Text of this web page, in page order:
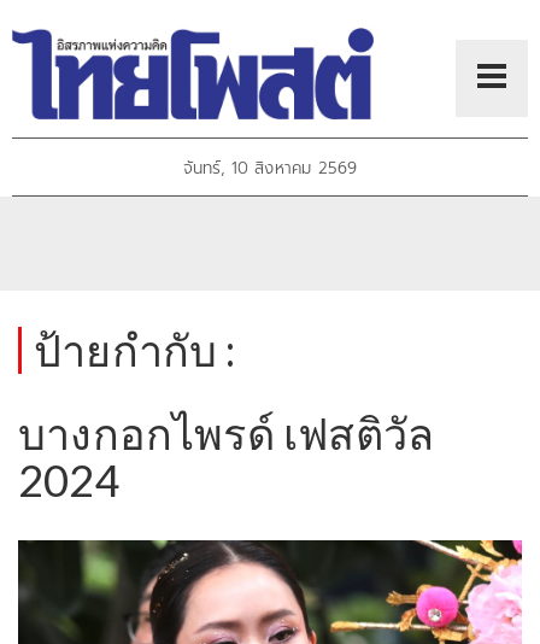
จันทร์, 10 สิงหาคม 2569
ป้ายกำกับ :
บางกอกไพรด์ เฟสติวัล
2024